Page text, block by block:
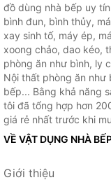
đồ dùng nhà bếp uy
bình đun, bình thủy,
xay sinh tố, máy ép,
xoong chảo, dao kéo,
phòng ăn như bình, ly
Nội thất phòng ăn như
bếp... Bằng khả năng
tôi đã tổng hợp hơn
giá rẻ nhất trước khi
VỀ VẬT DỤNG NHÀ
Giới thiệu